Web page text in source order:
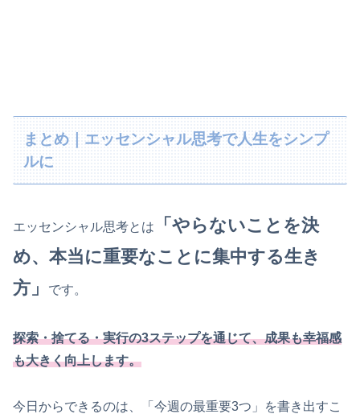
まとめ｜エッセンシャル思考で人生をシンプ
ルに
エッセンシャル思考とは
「やらないことを決
め、本当に重要なことに集中する生き
方」
です。
探索・捨てる・実行の3ステップを通じて、成果も幸福感
も大きく向上します。
今日からできるのは、「今週の最重要3つ」を書き出すこ